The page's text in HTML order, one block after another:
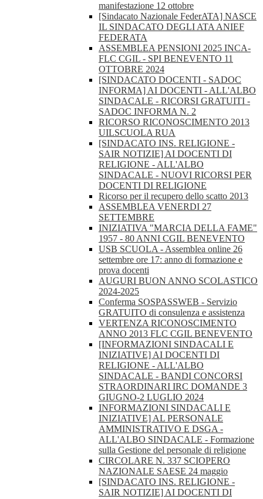
manifestazione 12 ottobre
[Sindacato Nazionale FederATA] NASCE
IL SINDACATO DEGLI ATA ANIEF
FEDERATA
ASSEMBLEA PENSIONI 2025 INCA-
FLC CGIL - SPI BENEVENTO 11
OTTOBRE 2024
[SINDACATO DOCENTI - SADOC
INFORMA] AI DOCENTI - ALL'ALBO
SINDACALE - RICORSI GRATUITI -
SADOC INFORMA N. 2
RICORSO RICONOSCIMENTO 2013
UILSCUOLA RUA
[SINDACATO INS. RELIGIONE -
SAIR NOTIZIE] AI DOCENTI DI
RELIGIONE - ALL'ALBO
SINDACALE - NUOVI RICORSI PER
DOCENTI DI RELIGIONE
Ricorso per il recupero dello scatto 2013
ASSEMBLEA VENERDI 27
SETTEMBRE
INIZIATIVA "MARCIA DELLA FAME"
1957 - 80 ANNI CGIL BENEVENTO
USB SCUOLA - Assemblea online 26
settembre ore 17: anno di formazione e
prova docenti
AUGURI BUON ANNO SCOLASTICO
2024-2025
Conferma SOSPASSWEB - Servizio
GRATUITO di consulenza e assistenza
VERTENZA RICONOSCIMENTO
ANNO 2013 FLC CGIL BENEVENTO
[INFORMAZIONI SINDACALI E
INIZIATIVE] AI DOCENTI DI
RELIGIONE - ALL'ALBO
SINDACALE - BANDI CONCORSI
STRAORDINARI IRC DOMANDE 3
GIUGNO-2 LUGLIO 2024
INFORMAZIONI SINDACALI E
INIZIATIVE] AL PERSONALE
AMMINISTRATIVO E DSGA -
ALL'ALBO SINDACALE - Formazione
sulla Gestione del personale di religione
CIRCOLARE N. 337 SCIOPERO
NAZIONALE SAESE 24 maggio
[SINDACATO INS. RELIGIONE -
SAIR NOTIZIE] AI DOCENTI DI